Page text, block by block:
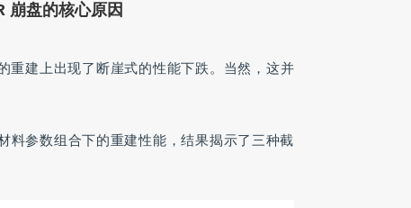
崩盘的核心原因
重建上出现了断崖式的性能下跌。当然，这并
料参数组合下的重建性能，结果揭示了三种截